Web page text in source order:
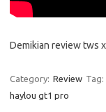
Demikian review tws
Category: Review Tag:
haylou gt1 pro